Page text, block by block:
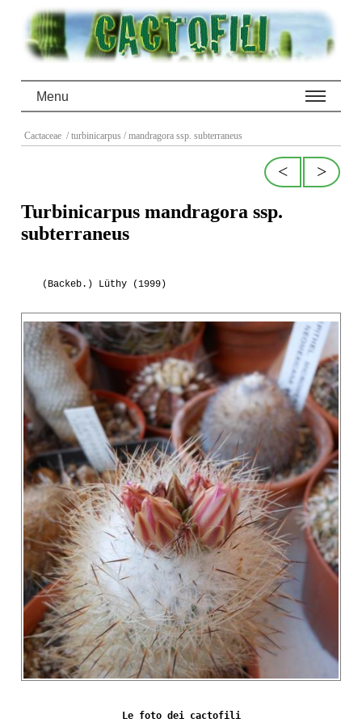
Menu
Cactaceae / turbinicarpus / mandragora ssp. subterraneus
>
<
Turbinicarpus mandragora ssp.
subterraneus
(Backeb.) Lüthy (1999)
Le foto dei cactofili